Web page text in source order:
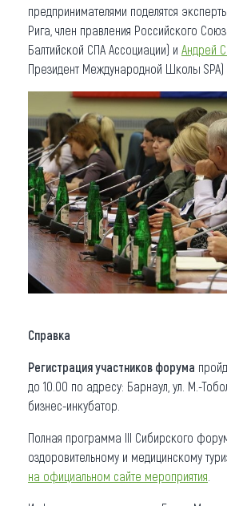
предпринимателями поделятся
Рига, член правления Российского
Балтийской СПА Ассоциации) и Андрей
Президент Международной Школы SPA)
Справка
Регистрация участников форума
до 10.00 по адресу: Барнаул, ул. М.-
бизнес-инкубатор.
Полная программа III Сибирского
оздоровительному и медицинскому
на официальном сайте мероприятия